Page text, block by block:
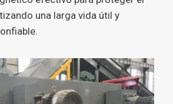
una larga vida útil y